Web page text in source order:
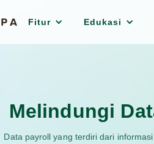
Fitur Edukasi
Melindungi
Data payroll yang terdiri dari